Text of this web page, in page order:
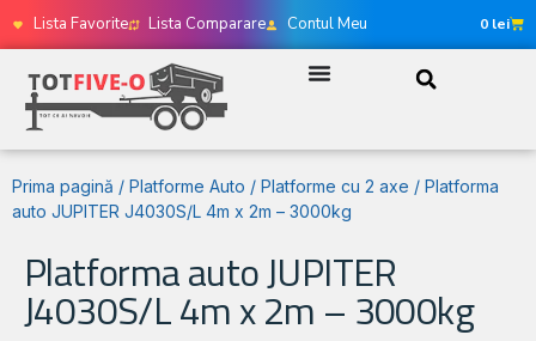
Lista Favorite Lista Comparare Contul Meu 0 lei
Prima pagină / Platforme Auto / Platforme cu 2 axe / Platforma
auto JUPITER J4030S/L 4m x 2m – 3000kg
Platforma auto JUPITER
J4030S/L 4m x 2m – 3000kg